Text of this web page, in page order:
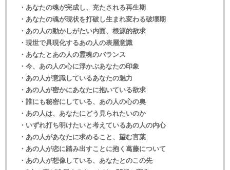
・あなたの魂が完成し、充たされる再生期
・あなたの魂が現状を打破し生まれ変わる破壊期
・あの人の動かしがたい内面、根源的欲求
・現世で具現化するあの人の表層意識
・あなたとあの人の霊魂のバランス
・今、あの人の心に浮かぶあなたの印象
・あの人が意識しているあなたの魅力
・あの人が密かにあなたに抱いている欲求
・誰にも秘密にしている、あの人の心の奥
・あの人は、あなたにどう見られたいのか
・いずれ打ち明けたいと考えているあの人の内心
・あの人があなたに求めること、望む言葉
・あの人が恋に踏み出すことに抱く葛藤について
・あの人が想像している、あなたとのこの先